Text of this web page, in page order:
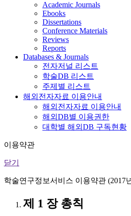
Academic Journals
Ebooks
Dissertations
Conference Materials
Reviews
Reports
Databases & Journals
전자저널 리스트
학술DB 리스트
주제별 리스트
해외전자자료 이용안내
해외전자자료 이용안내
해외DB별 이용권한
대학별 해외DB 구독현황
이용약관
닫기
학술연구정보서비스 이용약관 (2017
제 1 장 총칙